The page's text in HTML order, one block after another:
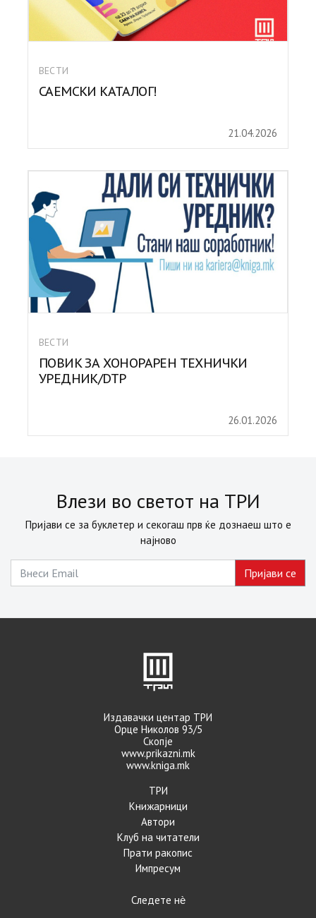
ВЕСТИ
САЕМСКИ КАТАЛОГ!
21.04.2026
ВЕСТИ
ПОВИК ЗА ХОНОРАРЕН ТЕХНИЧКИ
УРЕДНИК/DTP
26.01.2026
Влези во светот на ТРИ
Пријави се за буклетер и секогаш прв ќе дознаеш што е
најново
Издавачки центар ТРИ
Орце Николов 93/5
Скопје
www.prikazni.mk
www.kniga.mk
ТРИ
Книжарници
Автори
Клуб на читатели
Прати ракопис
Импресум
Следете нѐ